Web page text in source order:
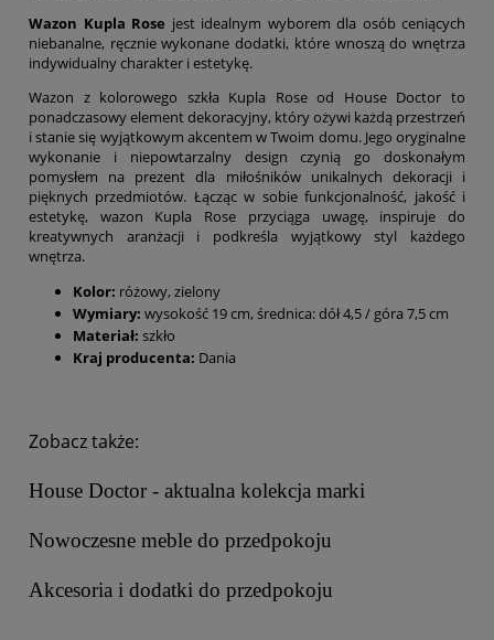
Wazon Kupla Rose jest idealnym wyborem dla osób ceniących
niebanalne, ręcznie wykonane dodatki, które wnoszą do wnętrza
indywidualny charakter i estetykę.
Wazon z kolorowego szkła Kupla Rose od House Doctor to
ponadczasowy element dekoracyjny, który ożywi każdą przestrzeń
i stanie się wyjątkowym akcentem w Twoim domu. Jego oryginalne
wykonanie i niepowtarzalny design czynią go doskonałym
pomysłem na prezent dla miłośników unikalnych dekoracji i
pięknych przedmiotów. Łącząc w sobie funkcjonalność, jakość i
estetykę, wazon Kupla Rose przyciąga uwagę, inspiruje do
kreatywnych aranżacji i podkreśla wyjątkowy styl każdego
wnętrza.
Kolor: różowy, zielony
Wymiary: wysokość 19 cm, średnica: dół 4,5 / góra 7,5 cm
Materiał: szkło
Kraj producenta: Dania
Zobacz także:
House Doctor - aktualna kolekcja marki
Nowoczesne meble do przedpokoju
Akcesoria i dodatki do przedpokoju